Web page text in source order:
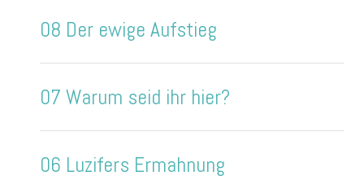
08 Der ewige Aufstieg
07 Warum seid ihr hier?
06 Luzifers Ermahnung